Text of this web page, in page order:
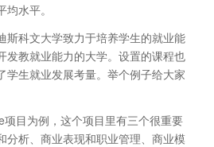
水平。
科文大学致力于培养学生的就业能
发教就业能力的大学。设置的课程也
学生就业发展考量。举个例子给大家
目为例，这个项目里有三个很重要
分析、商业表现和职业管理、商业模